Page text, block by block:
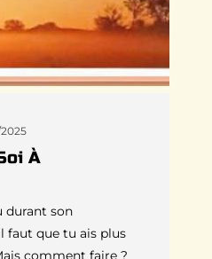
À
durant son
faut que tu ais plus
comment faire ?